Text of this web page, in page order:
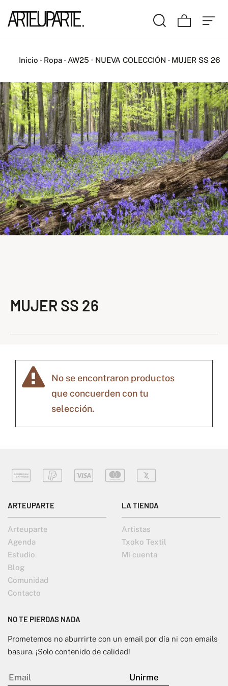
Inicio - Ropa - AW25 · NUEVA COLECCIÓN - MUJER SS 26
MUJER SS 26
No se encontraron productos
que concuerden con tu
selección.
ARTEUPARTE
Arteuparte
Agenda
Estudio
Blog
Comunidad
Contacto
LA TIENDA
Artistas
Txoko Textil
Mi cuenta
NO TE PIERDAS NADA
Prometemos no aburrirte con un email por día ni con emails
basura. ¡Solo contenido de calidad!